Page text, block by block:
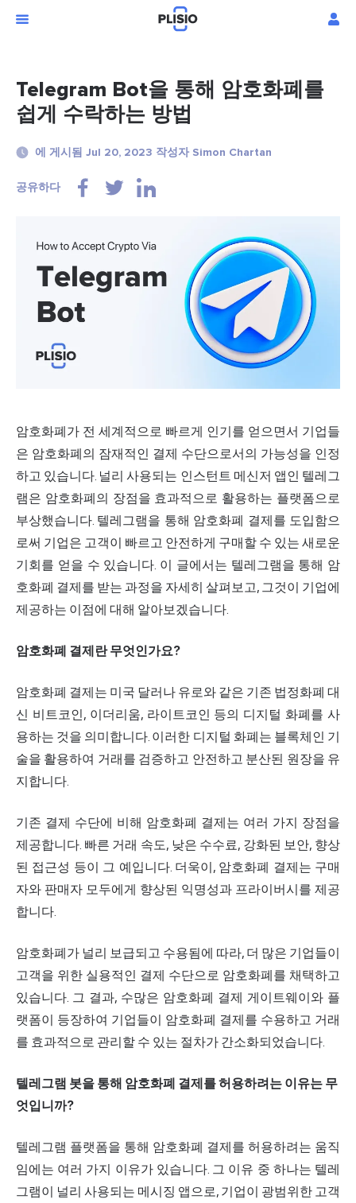
Telegram Bot을 통해 암호화폐를
쉽게 수락하는 방법
에 게시됨 Jul 20, 2023 작성자 Simon Chartan
공유하다
암호화폐가 전 세계적으로 빠르게 인기를 얻으면서 기업들
은 암호화폐의 잠재적인 결제 수단으로서의 가능성을 인정
하고 있습니다. 널리 사용되는 인스턴트 메신저 앱인 텔레그
램은 암호화폐의 장점을 효과적으로 활용하는 플랫폼으로
부상했습니다. 텔레그램을 통해 암호화폐 결제를 도입함으
로써 기업은 고객이 빠르고 안전하게 구매할 수 있는 새로운
기회를 얻을 수 있습니다. 이 글에서는 텔레그램을 통해 암
호화폐 결제를 받는 과정을 자세히 살펴보고, 그것이 기업에
제공하는 이점에 대해 알아보겠습니다.
암호화폐 결제란 무엇인가요?
암호화폐 결제는 미국 달러나 유로와 같은 기존 법정화폐 대
신 비트코인, 이더리움, 라이트코인 등의 디지털 화폐를 사
용하는 것을 의미합니다. 이러한 디지털 화폐는 블록체인 기
술을 활용하여 거래를 검증하고 안전하고 분산된 원장을 유
지합니다.
기존 결제 수단에 비해 암호화폐 결제는 여러 가지 장점을
제공합니다. 빠른 거래 속도, 낮은 수수료, 강화된 보안, 향상
된 접근성 등이 그 예입니다. 더욱이, 암호화폐 결제는 구매
자와 판매자 모두에게 향상된 익명성과 프라이버시를 제공
합니다.
암호화폐가 널리 보급되고 수용됨에 따라, 더 많은 기업들이
고객을 위한 실용적인 결제 수단으로 암호화폐를 채택하고
있습니다. 그 결과, 수많은 암호화폐 결제 게이트웨이와 플
랫폼이 등장하여 기업들이 암호화폐 결제를 수용하고 거래
를 효과적으로 관리할 수 있는 절차가 간소화되었습니다.
텔레그램 봇을 통해 암호화폐 결제를 허용하려는 이유는 무
엇입니까?
텔레그램 플랫폼을 통해 암호화폐 결제를 허용하려는 움직
임에는 여러 가지 이유가 있습니다. 그 이유 중 하나는 텔레
그램이 널리 사용되는 메시징 앱으로, 기업이 광범위한 고객